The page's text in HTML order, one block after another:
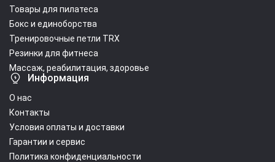
Товары для пилатеса
Бокс и единоборства
Тренировочные петли TRX
Резинки для фитнеса
Массаж, реабилитация, здоровье
Информация
О нас
Контакты
Условия оплаты и доставки
Гарантии и сервис
Политика конфиденциальности